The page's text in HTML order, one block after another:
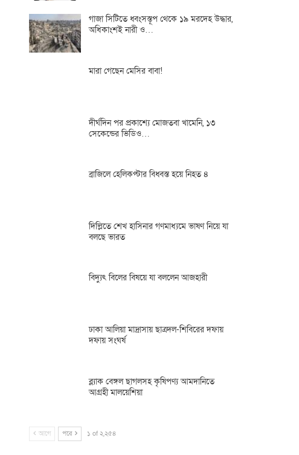
গাজা সিটিতে ধ্বংসস্তূপ থেকে ১৯ মরদেহ উদ্ধার,
অধিকাংশই নারী ও…
মারা গেছেন মেসির বাবা!
দীর্ঘদিন পর প্রকাশ্যে মোজতবা খামেনি, ১৩
সেকেন্ডের ভিডিও…
ব্রাজিলে হেলিকপ্টার বিধ্বস্ত হয়ে নিহত ৪
দিল্লিতে শেখ হাসিনার গণমাধ্যমে ভাষণ নিয়ে যা
বলছে ভারত
বিদ্যুৎ বিলের বিষয়ে যা বললেন আজহারী
ঢাকা আলিয়া মাদ্রাসায় ছাত্রদল-শিবিরের দফায়
দফায় সংঘর্ষ
ব্ল্যাক বেঙ্গল ছাগলসহ কৃষিপণ্য আমদানিতে
আগ্রহী মালয়েশিয়া
আগে পরে ১ of ২,২৫৪